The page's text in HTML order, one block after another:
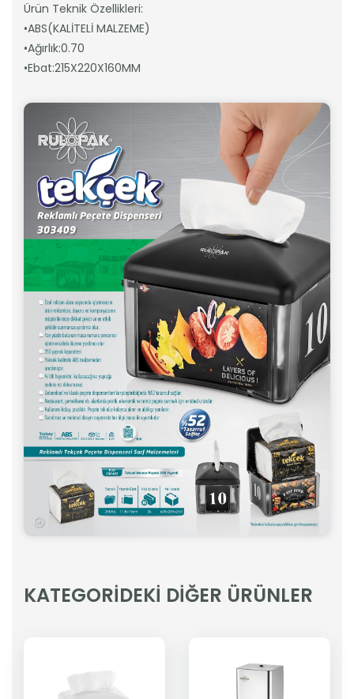
Ürün Teknik Özellikleri:
•ABS(KALİTELİ MALZEME)
•Ağırlık:0.70
•Ebat:215X220X160MM
KATEGORİDEKİ DİĞER ÜRÜNLER